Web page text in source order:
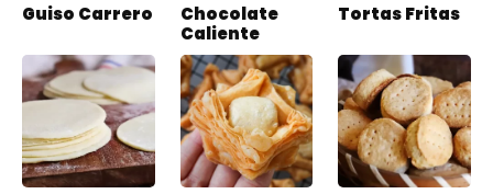
Guiso Carrero
Chocolate
Caliente
Tortas Fritas